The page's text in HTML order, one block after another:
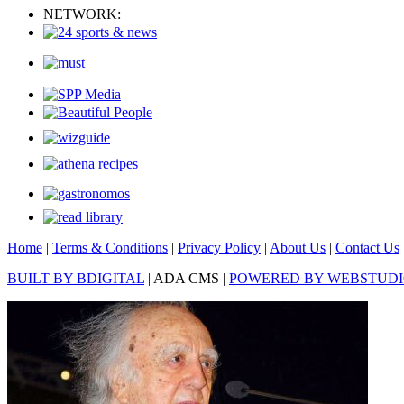
NETWORK:
Home | Terms & Conditions | Privacy Policy | About Us | Contact Us
BUILT BY BDIGITAL | ADA CMS | POWERED BY